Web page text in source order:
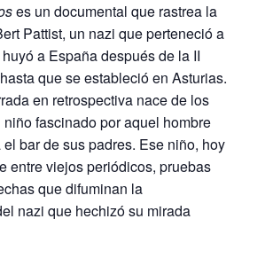
es un documental que rastrea la
Pattist, un nazi que perteneció a
a España después de la II
que se estableció en Asturias.
en retrospectiva nace de los
fascinado por aquel hombre
bar de sus padres. Ese niño, hoy
entre viejos periódicos, pruebas
que difuminan la
nazi que hechizó su mirada